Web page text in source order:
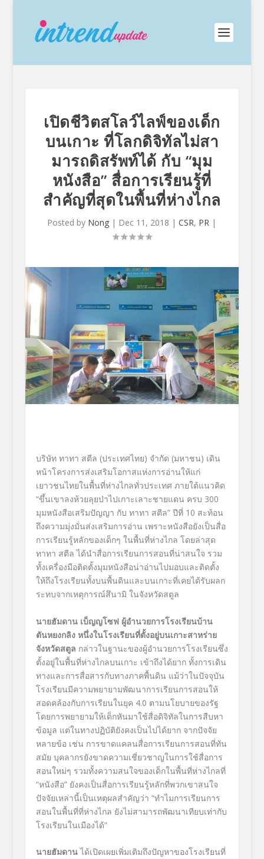
เปิดชีวิตสโลว์ไลฟ์ของเด็ก
บนเกาะ ที่โลกดิจิทัลไม่สา
มารถดิสรัพท์ได้ กับ “มุม
หนังสือ” สื่อการเรียนรู้ที่
สำคัญที่สุดในพื้นที่ห่างไกล
Posted by Nong | Dec 11, 2018 |CSR, PR |
บริษัท ทาทา สตีล (ประเทศไทย) จำกัด (มหาชน) เดิน
หน้าโครงการส่งเสริมโอกาสแห่งการอ่านให้แก่
เยาวชนไทยในพื้นที่ห่างไกลทั่วประเทศ ภายใต้แนวคิด
“ขึ้นเขาลงห้วยลุยป่าไปเกาะเลาะชายแดน ครบ 300
มุมหนังสือเสริมปัญญา กับ ทาทา สตีล” ปีที่ 10 สะท้อน
ถึงความมุ่งมั่นส่งเสริมการอ่าน เพราะหนังสือยังเป็นสื่อ
การเรียนรู้หลักของเด็กๆ ในพื้นที่ห่างไกล โดยล่าสุด
ทาทา สตีล ได้นำสื่อการเรียนการสอนที่น่าสนใจ รวม
ทั้งเครื่องมือติดตั้งมุมหนังสือน่าอ่านไปมอบและติดตั้ง
ให้ถึงโรงเรียนทั้งบนพื้นดินและบนเกาะที่เคยได้รับผลก
ระทบจากเหตุการณ์สึนามิ ในจังหวัดสตูล
นายฮัมดาน เบ็ญญโซฟ ผู้อำนวยการโรงเรียนบ้าน
ตันหยงกลิง หนึ่งในโรงเรียนที่ตั้งอยู่บนเกาะสาหร่าย
จังหวัดสตูล กล่าวในฐานะของผู้อำนวยการโรงเรียนซึ่ง
ตั้งอยู่ในพื้นที่ห่างไกลบนเกาะ เข้าถึงได้ยาก ทั้งการเดิน
ทางและการสื่อสารกับทางภาคพื้นดิน แม้ว่าในปัจจุบัน
โรงเรียนมีความพยายามพัฒนาการเรียนการสอนให้
สอดคล้องกับการเรียนในยุค 4.0 ตามนโยบายของรัฐ
โดยการพยายามให้เด็กหันมาใช้สื่อดิจิทัลในการสืบหา
ข้อมูล แต่ในทางปฏิบัติยังคงเป็นไปได้ยาก จากปัจจัย
หลายข้อ เช่น การขาดแคลนสื่อการเรียนการสอนที่ทัน
สมัย บุคลากรยังขาดความเชี่ยวชาญในการใช้สื่อการ
สอนใหม่ๆ รวมทั้งความสนใจของเด็กในพื้นที่ห่างไกลที่
“หนังสือ” ยังคงเป็นสื่อการเรียนรู้หลักที่พวกเขาสนใจ
ปัจจัยเหล่านี้เป็นเหตุผลสำคัญว่า “ทำไมการเรียนการ
สอนในพื้นที่ที่ห่างไกล ยังไม่สามารถพัฒนาเทียบเท่ากับ
โรงเรียนในเมืองได้”
นายฮัมดานได้เปิดเผยเพิ่มเติมถึงปัญหาของโรงเรียนที่